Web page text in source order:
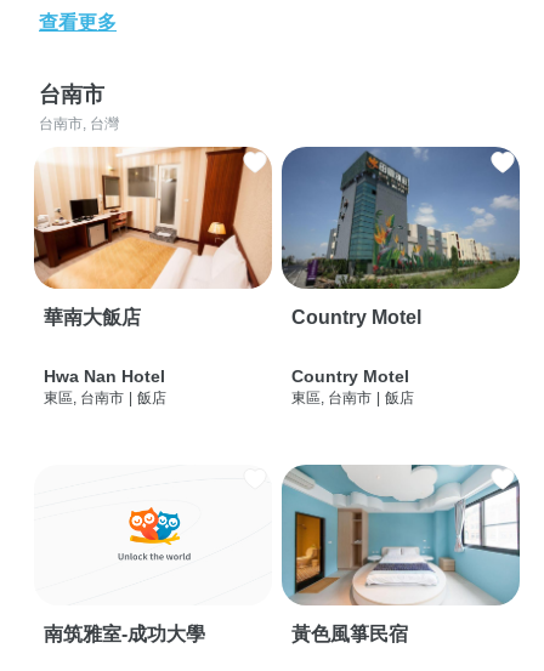
查看更多
台南市
台南市, 台灣
華南大飯店
Hwa Nan Hotel
東區, 台南市 | 飯店
Country Motel
Country Motel
東區, 台南市 | 飯店
南筑雅室-成功大學 黃色風箏民宿